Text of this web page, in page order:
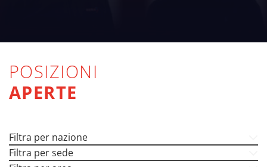
POSIZIONI
APERTE
Filtra per nazione
Filtra per sede